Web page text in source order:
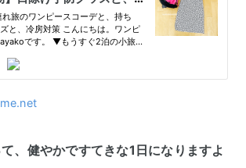
、健やかですてきな1日になりますよ